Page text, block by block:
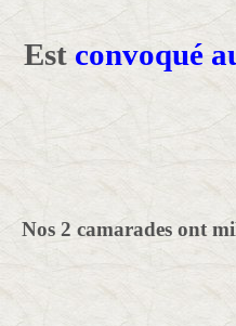
Est convoqué
Nos 2 camarades ont